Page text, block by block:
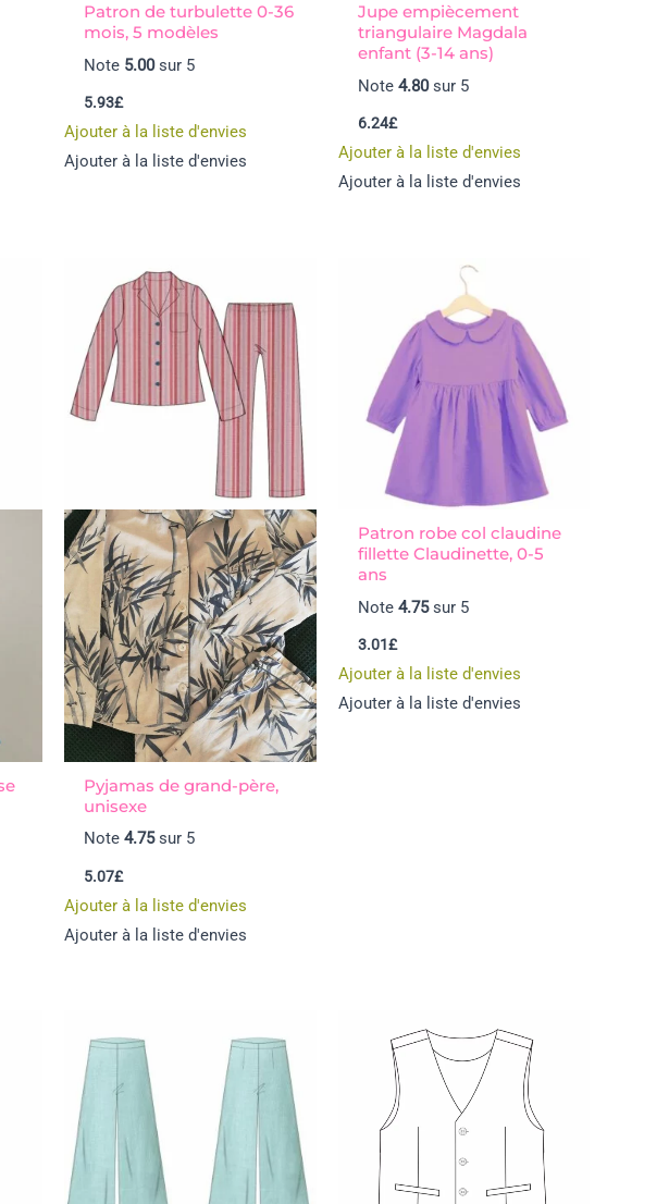
Patron de turbulette 0-36
mois, 5 modèles
Note 5.00sur 5
5.93£
Ajouter à la liste d'envies
Ajouter à la liste d'envies
Jupe empiècement
triangulaire Magdala
enfant (3-14 ans)
Note 4.80sur 5
6.24£
Ajouter à la liste d'envies
Ajouter à la liste d'envies
Pyjamas de grand-père,
unisexe
Note4.75sur 5
5.07£
Ajouter à la liste d'envies
Ajouter à la liste d'envies
Patron robe col claudine
fillette Claudinette, 0-5
ans
Note 4.75sur 5
3.01£
Ajouter à la liste d'envies
Ajouter à la liste d'envies